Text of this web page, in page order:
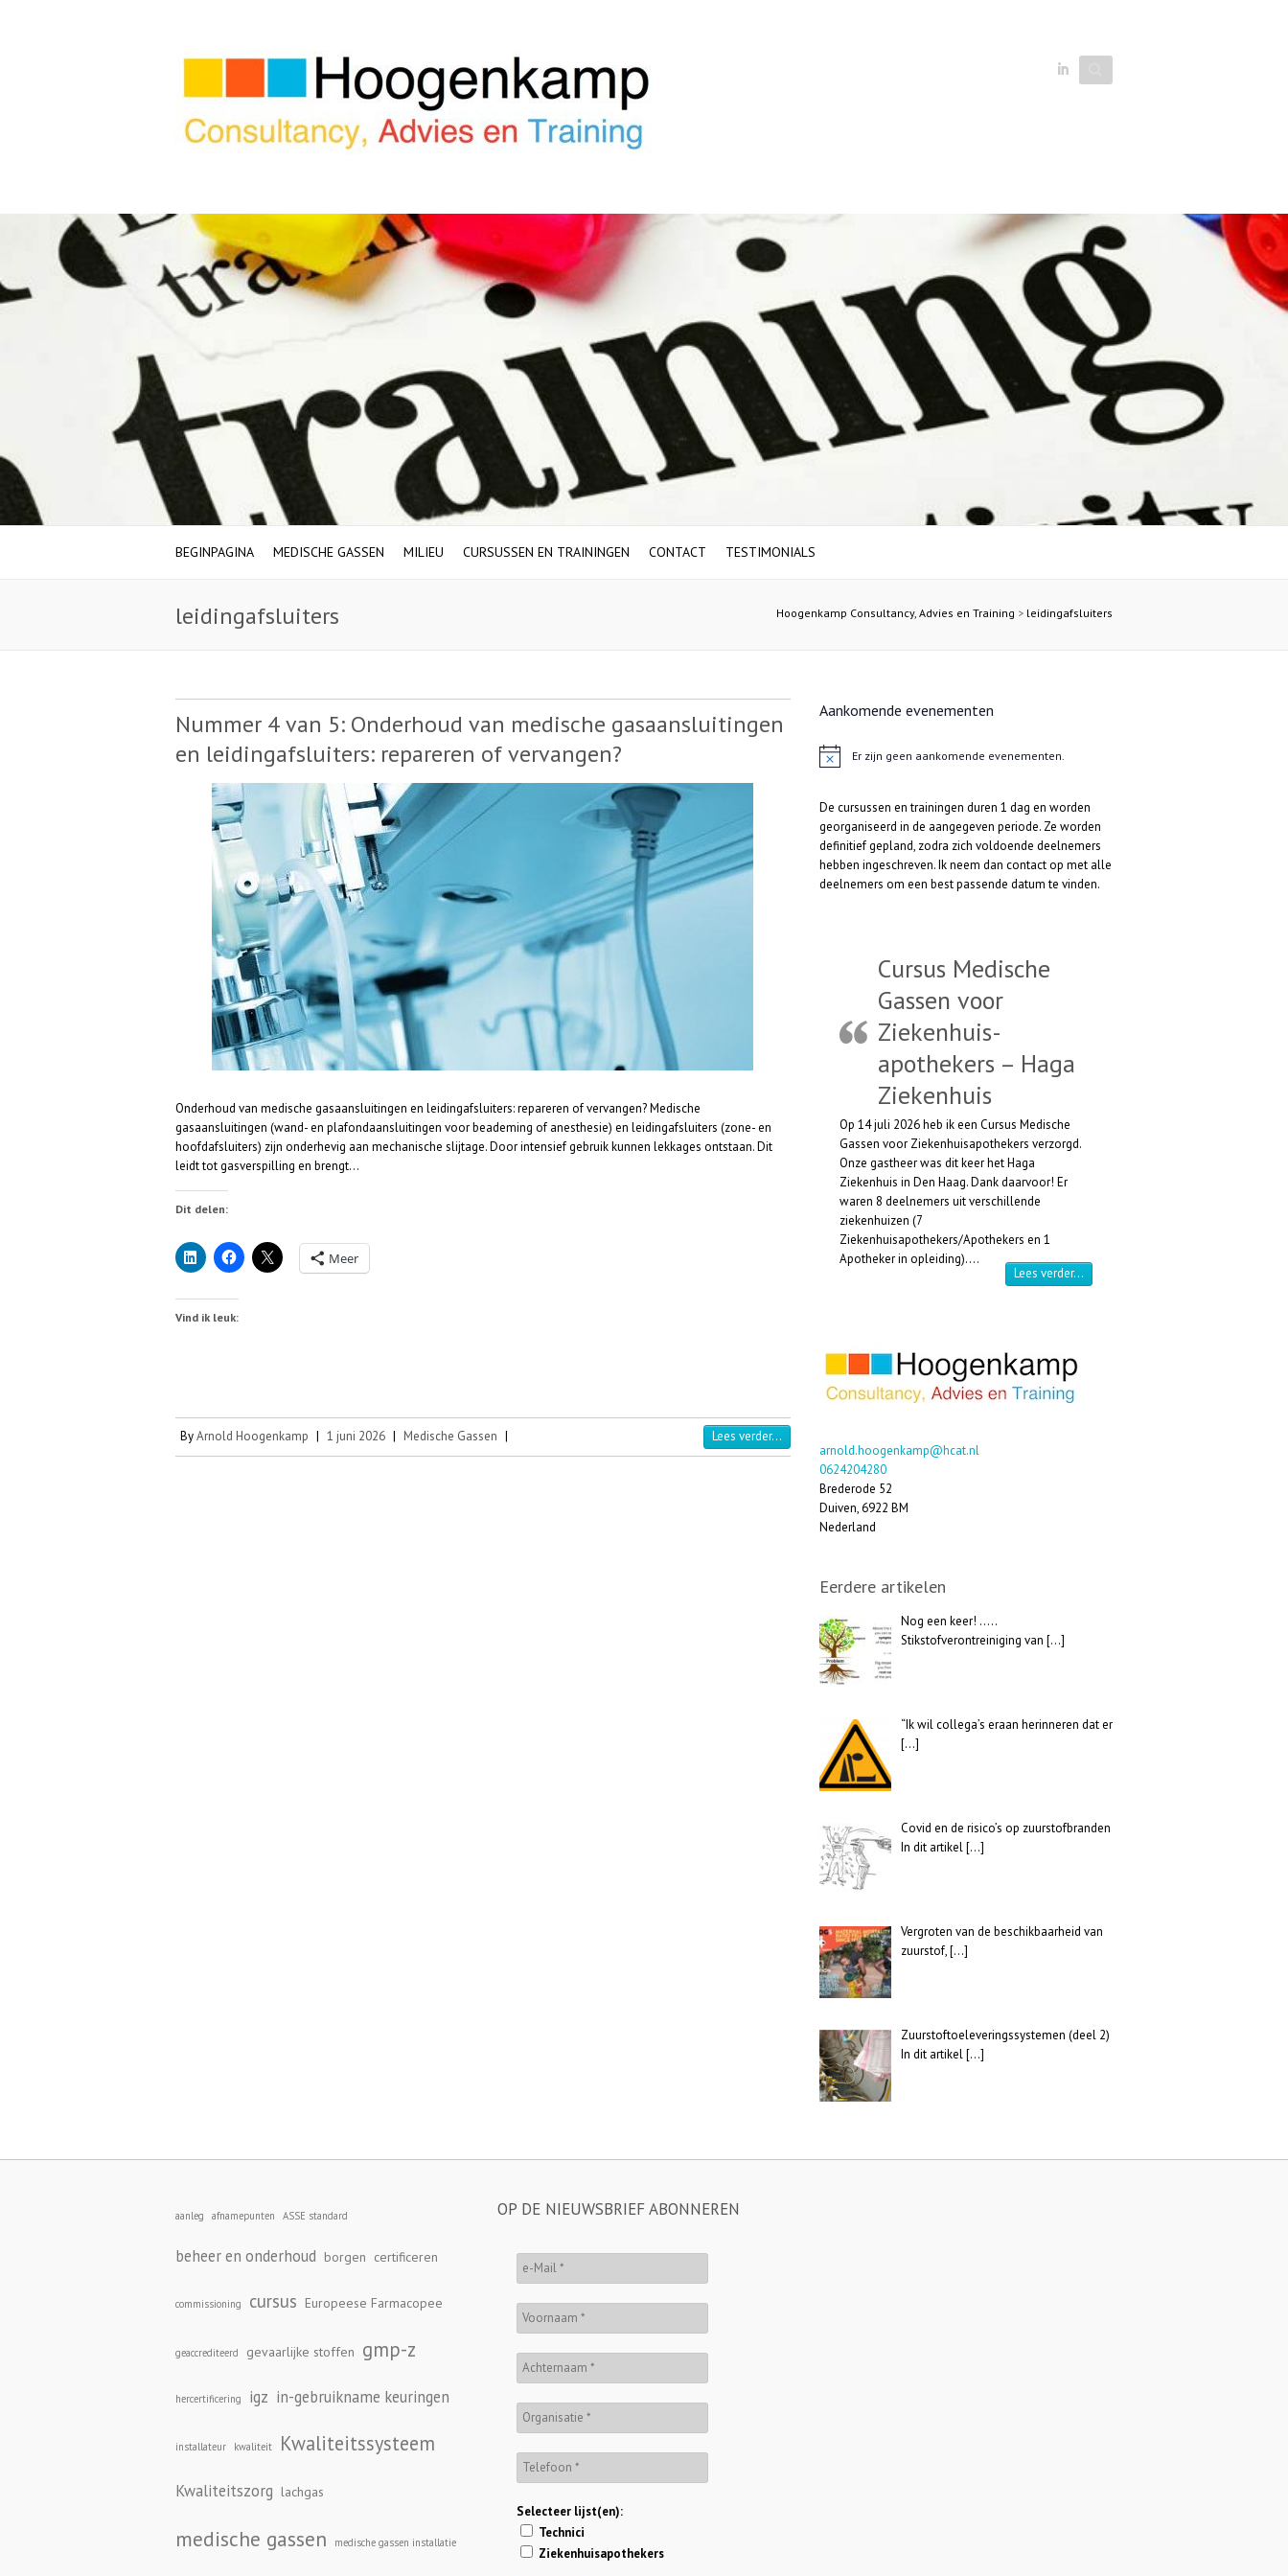
BEGINPAGINA MEDISCHE GASSEN MILIEU CURSUSSEN EN TRAININGEN CONTACT TESTIMONIALS
Hoogenkamp Consultancy, Advies en Training > leidingafsluiters
leidingafsluiters
Nummer 4 van 5: Onderhoud van medische gasaansluitingen
en leidingafsluiters: repareren of vervangen?
Onderhoud van medische gasaansluitingen en leidingafsluiters: repareren of vervangen? Medische
gasaansluitingen (wand- en plafondaansluitingen voor beademing of anesthesie) en leidingafsluiters (zone- en
hoofdafsluiters) zijn onderhevig aan mechanische slijtage. Door intensief gebruik kunnen lekkages ontstaan. Dit
leidt tot gasverspilling en brengt…
Dit delen:
Meer
Vind ik leuk:
ByArnold Hoogenkamp | 1 juni 2026 | Medische Gassen | Lees verder...
Aankomende evenementen
i
c
h
t
Er zijn geen aankomende evenementen.
De cursussen en trainingen duren 1 dag en worden
georganiseerd in de aangegeven periode. Ze worden
definitief gepland, zodra zich voldoende deelnemers
hebben ingeschreven. Ik neem dan contact op met alle
deelnemers om een best passende datum te vinden.
Cursus Medische
Gassen voor
Ziekenhuis-
apothekers – Haga
Ziekenhuis
Op 14 juli 2026 heb ik een Cursus Medische
Gassen voor Ziekenhuisapothekers verzorgd.
Onze gastheer was dit keer het Haga
Ziekenhuis in Den Haag. Dank daarvoor! Er
waren 8 deelnemers uit verschillende
ziekenhuizen (7
Ziekenhuisapothekers/Apothekers en 1
Apotheker in opleiding).…
Lees verder…
arnold.hoogenkamp@hcat.nl
0624204280
Brederode 52
Duiven,6922 BM
Nederland
Eerdere artikelen
Nog een keer! …..
Stikstofverontreiniging van […]
“Ik wil collega’s eraan herinneren dat er
[…]
Covid en de risico’s op zuurstofbranden
In dit artikel[…]
Vergroten van de beschikbaarheid van
zuurstof,[…]
Zuurstoftoeleveringssystemen (deel 2)
In dit artikel[…]
aanleg afnamepunten ASSE standard
beheer en onderhoud borgen certificeren
commissioning cursus Europeese Farmacopee
geaccrediteerd gevaarlijke stoffen gmp-z
hercertificering igz in-gebruikname keuringen
installateur kwaliteit Kwaliteitssysteem
Kwaliteitszorg lachgas
medische gassen medische gassen installatie
OP DE NIEUWSBRIEF ABONNEREN
Selecteer lijst(en):
Technici
Ziekenhuisapothekers